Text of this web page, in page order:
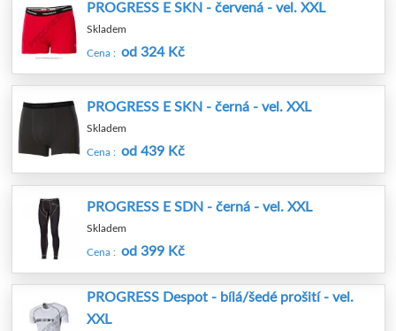
PROGRESS E SKN - červená - vel. XXL
Skladem
Cena : od 324 Kč
PROGRESS E SKN - černá - vel. XXL
Skladem
Cena : od 439 Kč
PROGRESS E SDN - černá - vel. XXL
Skladem
Cena : od 399 Kč
PROGRESS Despot - bílá/šedé prošití - vel.
XXL